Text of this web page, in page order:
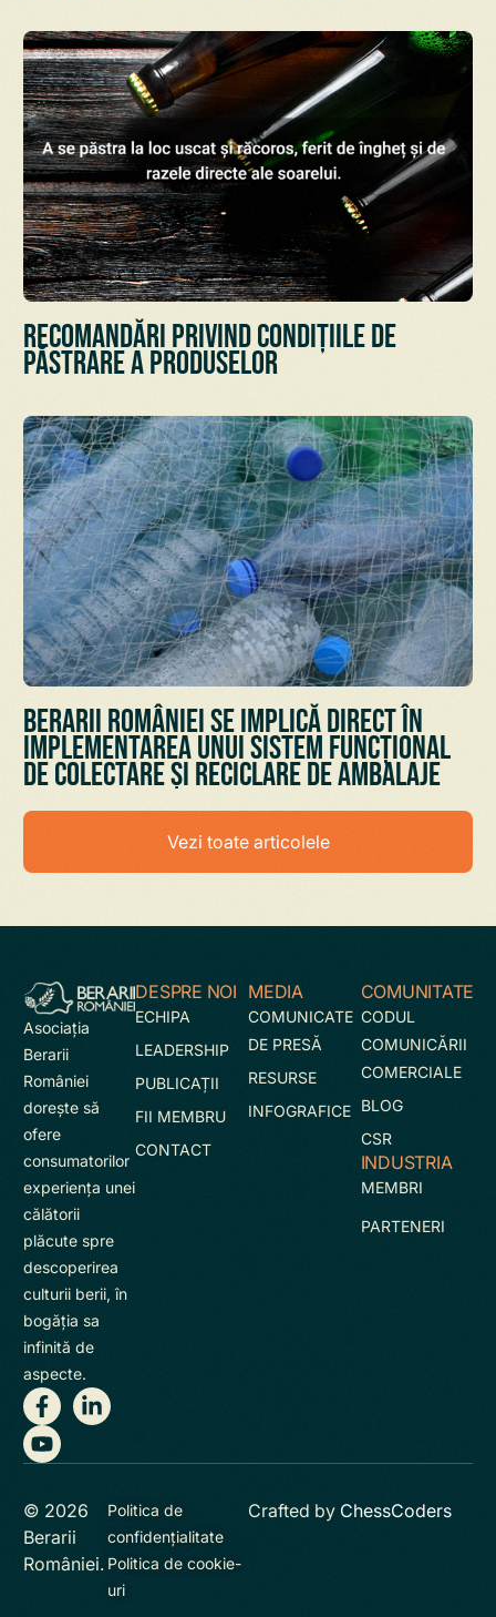
Recomandări privind condițiile de
păstrare a Produselor
Berarii României se implică direct în
implementarea unui sistem funcțional
de colectare și reciclare de ambalaje
Vezi toate articolele
Asociaţia
Berarii
României
doreşte să
ofere
consumatorilor
experienţa unei
călătorii
plăcute spre
descoperirea
culturii berii, în
bogăţia sa
infinită de
aspecte.
DESPRE NOI
ECHIPA
LEADERSHIP
PUBLICAȚII
FII MEMBRU
CONTACT
MEDIA
COMUNICATE
DE PRESĂ
RESURSE
INFOGRAFICE
COMUNITATE
CODUL
COMUNICĂRII
COMERCIALE
BLOG
CSR
INDUSTRIA
MEMBRI
PARTENERI
© 2026
Berarii
României.
Politica de
confidențialitate
Politica de cookie-
uri
Crafted by ChessCoders